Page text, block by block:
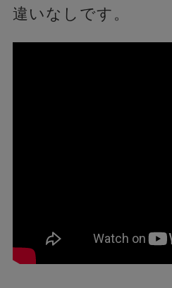
違いなしです。